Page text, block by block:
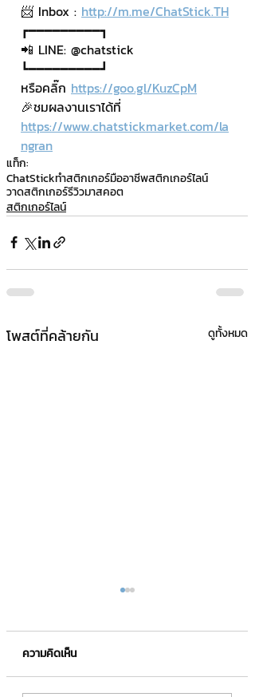
📨 Inbox : http://m.me/ChatStick.TH
┏━━━━━━━━━┓
📲 LINE: @chatstick
┗━━━━━━━━━┛
หรือคลิ๊ก https://goo.gl/KuzCpM
🎉ชมผลงานเราได้ที่
https://www.chatstickmarket.com/la
ngran
แท็ก:
ChatStickทำสติกเกอร์มืออาชีพสติกเกอร์ไลน์
วาดสติกเกอร์รีวิวมาสคอต
สติกเกอร์ไลน์
โพสต์ที่คล้ายกัน ดูทั้งหมด
ความคิดเห็น